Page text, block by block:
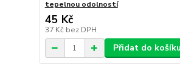
tepelnou odolností
45 Kč
37 Kč bez DPH
Přidat do košíku